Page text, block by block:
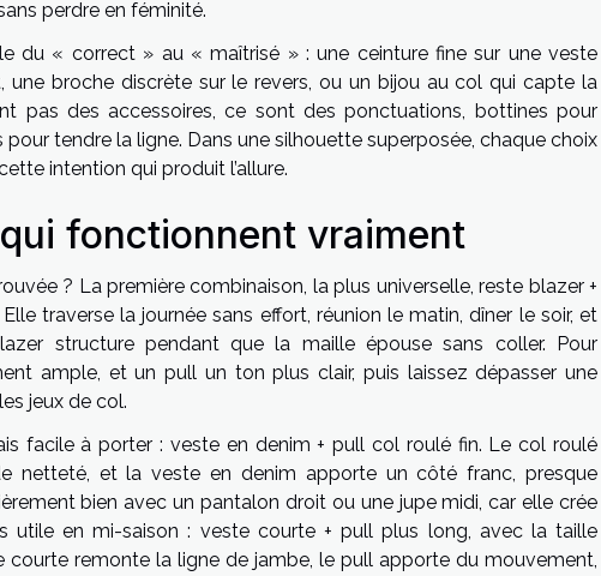
perdre en féminité.
du « correct » au « maîtrisé » : une ceinture fine sur une veste
une broche discrète sur le revers, ou un bijou au col qui capte la
pas des accessoires, ce sont des ponctuations, bottines pour
pour tendre la ligne. Dans une silhouette superposée, chaque choix
intention qui produit l’allure.
fonctionnent vraiment
? La première combinaison, la plus universelle, reste blazer +
traverse la journée sans effort, réunion le matin, dîner le soir, et
structure pendant que la maille épouse sans coller. Pour
ample, et un pull un ton plus clair, puis laissez dépasser une
jeux de col.
facile à porter : veste en denim + pull col roulé fin. Le col roulé
netteté, et la veste en denim apporte un côté franc, presque
bien avec un pantalon droit ou une jupe midi, car elle crée
utile en mi-saison : veste courte + pull plus long, avec la taille
courte remonte la ligne de jambe, le pull apporte du mouvement,